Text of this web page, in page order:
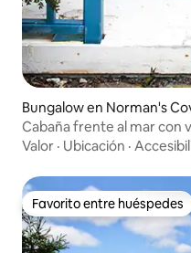
Bungalow en Norman's
Cabaña frente al mar con
Valor · Ubicación ·
Favorito entre huéspedes
Favorito entre huéspedes